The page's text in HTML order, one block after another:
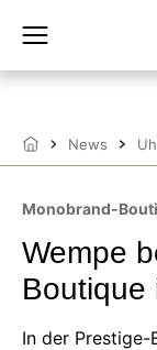
Inhalt
Startseite
News
Monobrand-
Wempe
Boutique
In der Prestige-